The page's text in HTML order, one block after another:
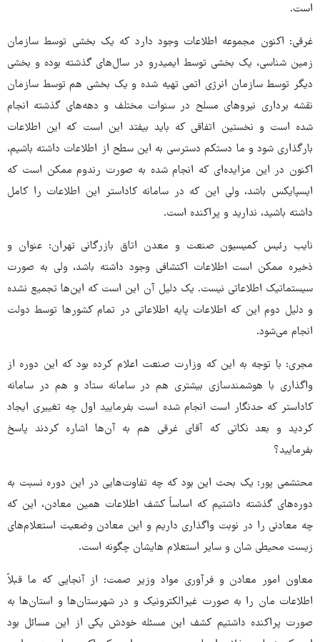
است.
غرقی: اکنون مجموعه اطلاعات وجود دارد که یک بخشی توسط سازمان
زمین شناسی، یک بخشی توسط ایمیدرو در سال‌های گذشته بوده و بخشی
دیگر توسط سازمان انرژی اتمی تهیه شده و یک بخشی هم توسط سازمان
نقشه برداری نیروهای مسلح در سنوات مختلف و دهه‌های گذشته انجام
شده است و نخستین اتفاقی که باید بیفتد این است که این اطلاعات
بارگذاری شود و ما دستکم دسترسی به این سطح از اطلاعات داشته باشیم،
اکنون در این مزایده‌ای که انجام شده به صورت رندوم ممکن است که
ایسپایکس باشد، ولی این که در سامانه کاداستر این اطلاعات را کامل
داشته باشید، ندارید و پراکنده است.
نایب رئیس کمیسیون صنعت و معدن اتاق بازرگانی تهران: عنوان و
ذخیره ممکن است اطلاعات اکتشافی وجود داشته باشد، ولی به صورت
سیستماتیک اطلاعاتی نیست. یک دلیل آن این است که این‌ها تجمیع نشده
و دلیل دوم این که اطلاعات پایه اطلاعاتی در تمام کشورها توسط دولت
انجام می‌شود.
مجری: با توجه به این که وزارت صنعت اعلام کرده بود که این دوره از
واگذاری با هوشمندسازی بیشتری هم در سامانه ستاد و هم در سامانه
کاداستر که حدنگار است انجام شده است بفرمایید اول چه تغییری ایجاد
کردید و بعد نکاتی که آقای غرقی هم به آن‌ها اشاره کردند پاسخ
بفرمایید؟
محتشمی پور: یک بحث این بود که چه تفاوت‌هایی در این دوره نسبت به
دوره‌های گذشته داشتیم که اساساً کشف اطلاعات همین معادن، این که
چه معادنی را در نوبت واگذاری داریم و این معادن وضعیت استعلام‌های
زیست محیطی شان و سایر استعلام هایشان چگونه است.
معاون امور معادن و فرآوری مواد وزیر صمت: از آنجایی که ما قبلاً
اطلاعات مان را به صورت غیرالکترونیک و در شهرستان‌ها و استان‌ها به
صورت پراکنده داشتیم کشف این مسئله خودش یکی از این مسائل بود